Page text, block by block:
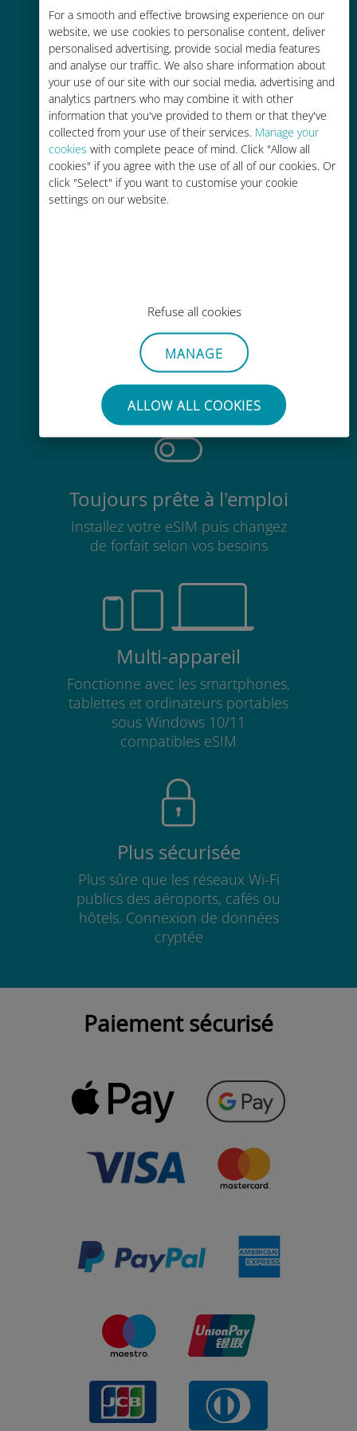
For a smooth and effective browsing experience on our
website, we use cookies to personalise content, deliver
personalised advertising, provide social media features
and analyse our traffic. We also share information about
your use of our site with our social media, advertising and
analytics partners who may combine it with other
information that you've provided to them or that they've
collected from your use of their services. Manage your
cookies with complete peace of mind. Click "Allow all
cookies" if you agree with the use of all of our cookies. Or
click "Select" if you want to customise your cookie
settings on our website.
Refuse all cookies
MANAGE
ALLOW ALL COOKIES
Économique
Jusqu'à 90 % moins cher que les
frais d'itinérance avec votre
opérateur habituel
Recharge facile
Partout via l'app Ubigi, même sans
Sans effort
Pas besoin de retirer votre carte
SIM existante
Toujours prête à l'emploi
Installez votre eSIM puis changez
de forfait selon vos besoins
Multi-appareil
Fonctionne avec les smartphones,
tablettes et ordinateurs portables
sous Windows 10/11
compatibles eSIM
Plus sécurisée
Plus sûre que les réseaux Wi-Fi
publics des aéroports, cafés ou
hôtels. Connexion de données
cryptée
Paiement sécurisé